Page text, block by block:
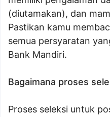
(diutamakan), dan
Pastikan kamu
semua persyaratan
Bank Mandiri.
Bagaimana proses
Proses seleksi untuk